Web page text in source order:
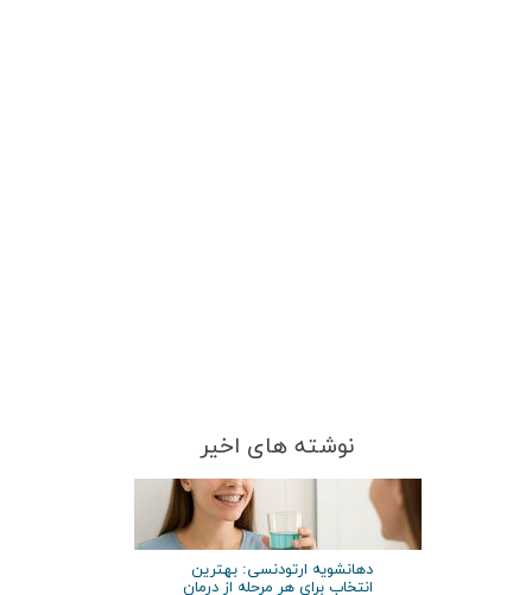
نوشته های اخیر
دهانشویه ارتودنسی: بهترین
انتخاب برای هر مرحله از درمان